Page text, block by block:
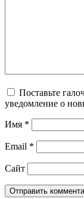
Поставьте
уведомление о
Имя *
Email *
Сайт